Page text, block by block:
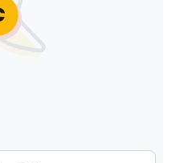
Preisspanne: